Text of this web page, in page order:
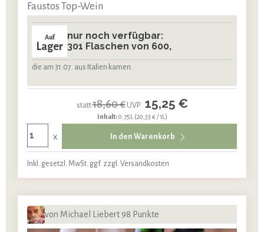
Faustos Top-Wein
Auf
Lager
nur noch verfügbar:
301 Flaschen von 600,
die am 31.07. aus Italien kamen.
statt18,60 €UVP 15,25 €
Inhalt:0.75L (20,33 € / 1L)
x In den Warenkorb
Inkl. gesetzl. MwSt. ggf. zzgl. Versandkosten
von Michael Liebert 98 Punkte